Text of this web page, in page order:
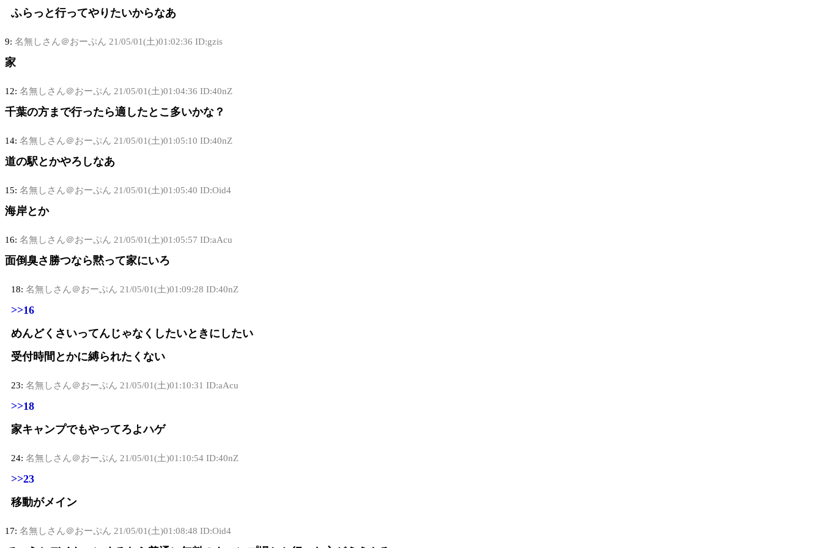
ふらっと行ってやりたいからなあ
9: 名無しさん＠おーぷん 21/05/01(土)01:02:36 ID:gzis
家
12: 名無しさん＠おーぷん 21/05/01(土)01:04:36 ID:40nZ
千葉の方まで行ったら適したとこ多いかな？
14: 名無しさん＠おーぷん 21/05/01(土)01:05:10 ID:40nZ
道の駅とかやろしなあ
15: 名無しさん＠おーぷん 21/05/01(土)01:05:40 ID:Oid4
海岸とか
16: 名無しさん＠おーぷん 21/05/01(土)01:05:57 ID:aAcu
面倒臭さ勝つなら黙って家にいろ
18: 名無しさん＠おーぷん 21/05/01(土)01:09:28 ID:40nZ
>>16
めんどくさいってんじゃなくしたいときにしたい
受付時間とかに縛られたくない
23: 名無しさん＠おーぷん 21/05/01(土)01:10:31 ID:aAcu
>>18
家キャンプでもやってろよハゲ
24: 名無しさん＠おーぷん 21/05/01(土)01:10:54 ID:40nZ
>>23
移動がメイン
17: 名無しさん＠おーぷん 21/05/01(土)01:08:48 ID:Oid4